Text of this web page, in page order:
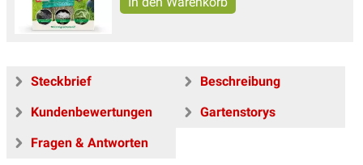
Steckbrief
Beschreibung
Kundenbewertungen
Gartenstorys
Fragen & Antworten